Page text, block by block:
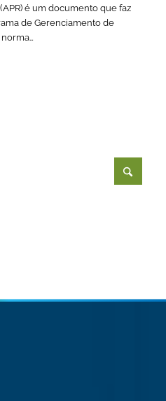
é um documento que faz
de Gerenciamento de
norma…